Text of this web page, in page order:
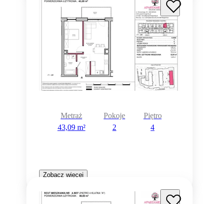
Metraż
43,09 m²
Pokoje
2
Piętro
4
Zobacz więcej